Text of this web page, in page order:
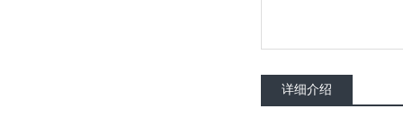
详细介绍